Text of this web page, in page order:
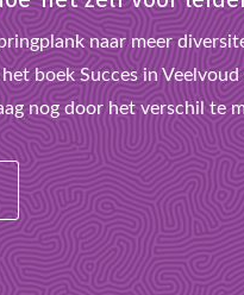
naar meer
boek Succes in
nog door het verschil te